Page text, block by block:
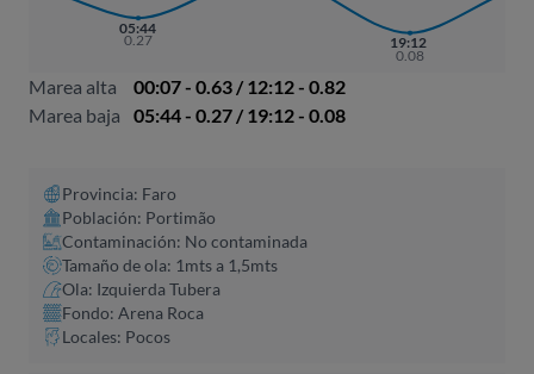
05:44
0.27 19:12
0.08
Marea alta
00:07 - 0.63 / 12:12 - 0.82
Marea baja
05:44 - 0.27 / 19:12 - 0.08
Provincia: Faro
Población: Portimão
Contaminación: No contaminada
Tamaño de ola: 1mts a 1,5mts
Ola: Izquierda Tubera
Fondo: Arena Roca
Locales: Pocos